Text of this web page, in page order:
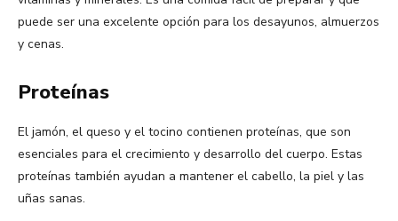
puede ser una excelente opción para los desayunos, almuerzos
y cenas.
Proteínas
El jamón, el queso y el tocino contienen proteínas, que son
esenciales para el crecimiento y desarrollo del cuerpo. Estas
proteínas también ayudan a mantener el cabello, la piel y las
uñas sanas.